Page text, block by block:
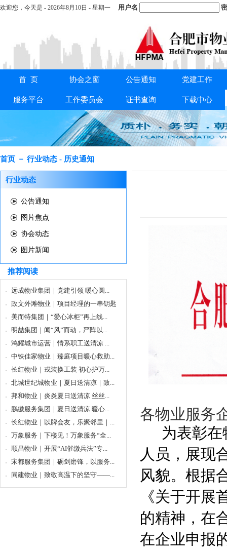
欢迎您， 今天是 - 2026年8月10日 - 星期一 用户名
首 页 协会之窗 公告通知 党建工作
服务平台 工作委员会 证书查询 下载中心
重要通知： 关于交纳2025年度会费的通知
首页 － 行业动态 - 历史通知
行业动态
公告通知
图片焦点
协会动态
图片新闻
推荐阅读
远成物业集团｜党建引领 暖心圆...
政文外滩物业｜项目经理的一串钥匙
美而特集团｜“爱心冰柜”再上线...
明喆集团｜闻“风”而动，严阵以...
鸿耀城市运营｜情系职工送清凉 ...
中铁佳家物业｜臻庭项目暖心救助...
长红物业｜戎装换工装 初心护万...
北城世纪城物业｜夏日送清凉｜致...
邦和物业｜炎炎夏日送清凉 丝丝...
鹏徽服务集团｜夏日送清凉 暖心...
长红物业｜以牌会友，乐聚邻里｜...
万象服务｜下楼见！万象服务“全...
顺昌物业｜开展“AI催缴兵法”专...
宋都服务集团｜砺剑磨锋，以服务...
同建物业｜致敬高温下的坚守——...
各物业服务
为表彰在
人员 ， 展现
风貌。 根据
《关于开展
的精神， 在
在企业申报